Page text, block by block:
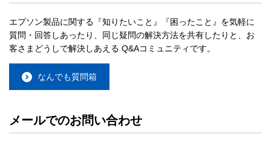
エプソン製品に関する『知りたいこと』『困ったこと』を気軽に
質問・回答しあったり、同じ疑問の解決方法を共有したりと、お
客さまどうしで解決しあえる Q&Aコミュニティです。
なんでも質問箱
メールでのお問い合わせ